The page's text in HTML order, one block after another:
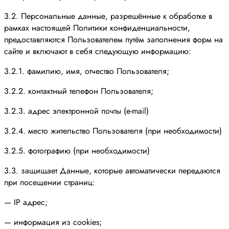
3.2. Персональные данные, разрешённые к обработке в
рамках настоящей Политики конфиденциальности,
предоставляются Пользователем путём заполнения форм на
сайте и включают в себя следующую информацию:
3.2.1. фамилию, имя, отчество Пользователя;
3.2.2. контактный телефон Пользователя;
3.2.3. адрес электронной почты (e-mail)
3.2.4. место жительство Пользователя (при необходимости)
3.2.5. фотографию (при необходимости)
3.3. защищает Данные, которые автоматически передаются
при посещении страниц:
— IP адрес;
— информация из cookies;